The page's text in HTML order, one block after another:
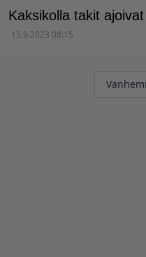
Kaksikolla takit
13.9.2023 08:15